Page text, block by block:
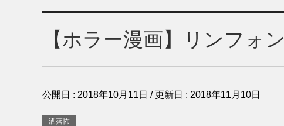
【ホラー漫画】リンフォン
公開日 : 2018年10月11日 / 更新日 : 2018年11月10日
洒落怖